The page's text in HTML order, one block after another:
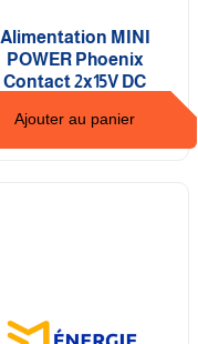
Alimentation MINI
POWER Phoenix
Contact 2x15V DC
Ajouter au panier